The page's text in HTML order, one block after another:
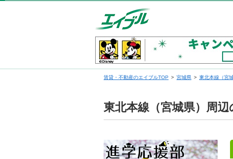
賃貸・不動産のエイブルTOP 宮城県 東北本線（宮城
東北本線（宮城県）周